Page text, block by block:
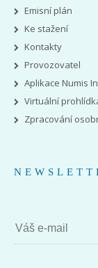
Emisní plán
Ke stažení
Kontakty
Provozovatel
Aplikace Numis
Virtuální
Zpracování